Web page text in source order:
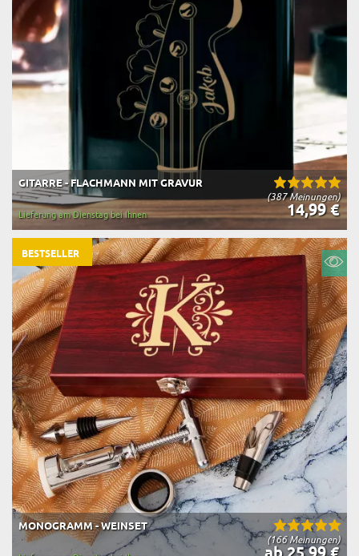
(387 Meinungen)
GITARRE - FLACHMANN MIT GRAVUR
14,99 €
Lieferung am Dienstag bei Ihnen
(166 Meinungen)
MONOGRAMM - WEINSET
BESTSELLER